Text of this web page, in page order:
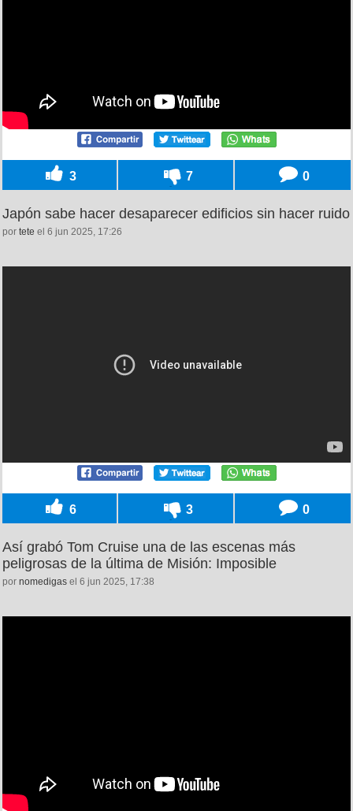
3 7 0
Japón sabe hacer desaparecer edificios sin hacer ruido
por tete el 6 jun 2025, 17:26
6 3 0
Así grabó Tom Cruise una de las escenas más
peligrosas de la última de Misión: Imposible
por nomedigas el 6 jun 2025, 17:38